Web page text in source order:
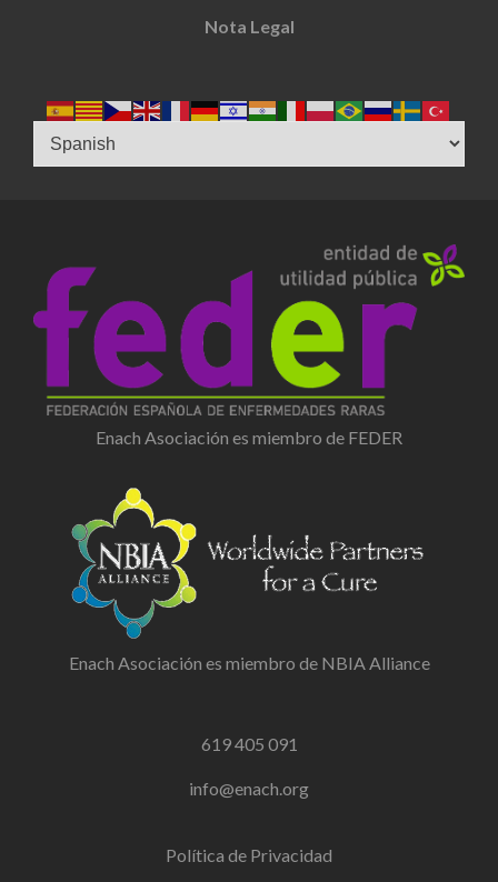
Nota Legal
Enach Asociación es miembro de FEDER
Enach Asociación es miembro de NBIA Alliance
619 405 091
info@enach.org
Política de Privacidad